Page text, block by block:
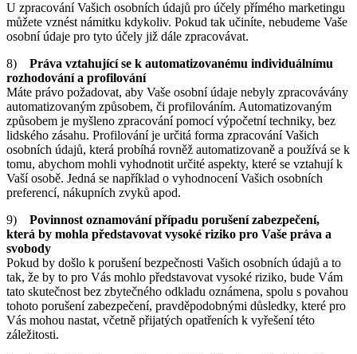
U zpracování Vašich osobních údajů pro účely přímého marketingu
můžete vznést námitku kdykoliv. Pokud tak učiníte, nebudeme Vaše
osobní údaje pro tyto účely již dále zpracovávat.
8) Práva vztahující se k automatizovanému individuálnímu
rozhodování a profilování
Máte právo požadovat, aby Vaše osobní údaje nebyly zpracovávány
automatizovaným způsobem, či profilováním. Automatizovaným
způsobem je myšleno zpracování pomocí výpočetní techniky, bez
lidského zásahu. Profilování je určitá forma zpracování Vašich
osobních údajů, která probíhá rovněž automatizovaně a používá se k
tomu, abychom mohli vyhodnotit určité aspekty, které se vztahují k
Vaší osobě. Jedná se například o vyhodnocení Vašich osobních
preferencí, nákupních zvyků apod.
9) Povinnost oznamování případu porušení zabezpečení,
která by mohla představovat vysoké riziko pro Vaše práva a
svobody
Pokud by došlo k porušení bezpečnosti Vašich osobních údajů a to
tak, že by to pro Vás mohlo představovat vysoké riziko, bude Vám
tato skutečnost bez zbytečného odkladu oznámena, spolu s povahou
tohoto porušení zabezpečení, pravděpodobnými důsledky, které pro
Vás mohou nastat, včetně přijatých opatřeních k vyřešení této
záležitosti.